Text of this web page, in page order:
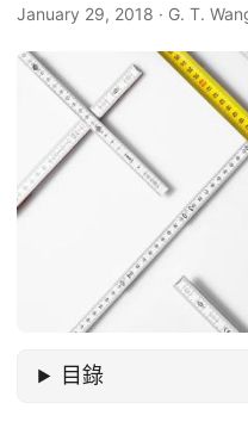
January 29, 2018 · G. T.
目錄